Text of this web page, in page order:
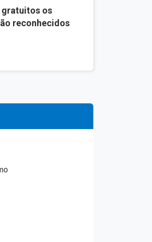
gratuitos os
reconhecidos